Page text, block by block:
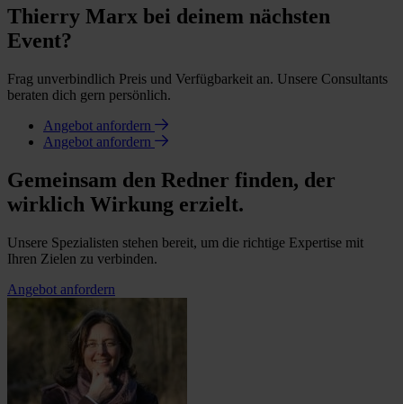
Thierry Marx bei deinem nächsten
Event?
Frag unverbindlich Preis und Verfügbarkeit an. Unsere Consultants
beraten dich gern persönlich.
Angebot anfordern
Angebot anfordern
Gemeinsam den Redner finden, der
wirklich Wirkung erzielt.
Unsere Spezialisten stehen bereit, um die richtige Expertise mit
Ihren Zielen zu verbinden.
Angebot anfordern